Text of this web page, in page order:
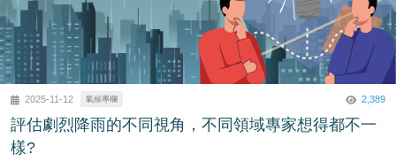
2025-11-12 氣候專欄 2,389
評估劇烈降雨的不同視角，不同領域專家想得都不一
樣?